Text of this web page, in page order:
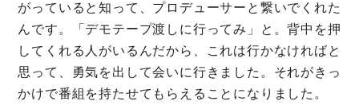
がっていると知って、プロデューサーと繋いでくれた
んです。「デモテープ渡しに行ってみ」と。背中を押
してくれる人がいるんだから、これは行かなければと
思って、勇気を出して会いに行きました。それがきっ
かけで番組を持たせてもらえることになりました。